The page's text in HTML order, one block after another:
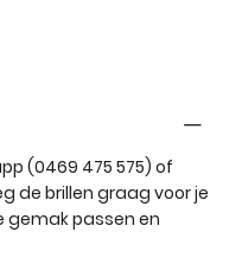
(0469 475 575) of
de brillen graag voor je
gemak passen en